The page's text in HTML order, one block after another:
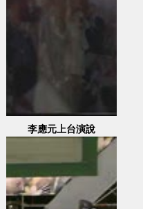
李應元上台演說